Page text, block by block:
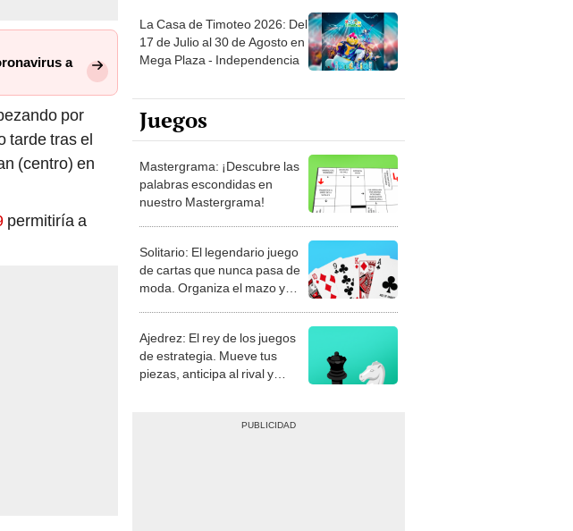
a
por
tarde tras el
(centro) en
permitiría a
La Casa de Timoteo 2026: Del
17 de Julio al 30 de Agosto en
Mega Plaza - Independencia
Juegos
Mastergrama: ¡Descubre las
palabras escondidas en
nuestro Mastergrama!
Solitario: El legendario juego
de cartas que nunca pasa de
moda. Organiza el mazo y
demuestra tu habilidad.
Ajedrez: El rey de los juegos
de estrategia. Mueve tus
piezas, anticipa al rival y
consigue el jaque mate.